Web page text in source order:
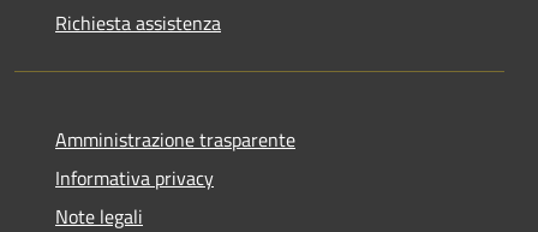
Richiesta assistenza
Amministrazione trasparente
Informativa privacy
Note legali